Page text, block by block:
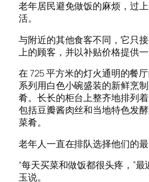
老年居民避免做饭的麻烦，过
活。
与附近的其他食客不同，它只
上的顾客，并以补贴价格提供一
在 725 平方米的灯火通明的餐
系列用白色小碗盛装的新鲜烹
肴。长长的柜台上整齐地排列着
包括豆瓣酱肉丝和当地特色发
菜肴。
老年人一直在排队选择他们的最
“每天买菜和做饭都很头疼，”
玉说。